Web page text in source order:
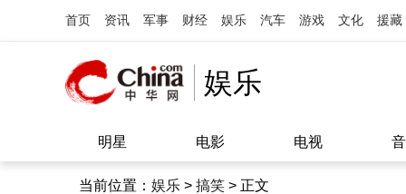
首页 资讯 军事 财经 娱乐 汽车 游戏 文化 援藏
娱乐
明星 电影 电视
当前位置： 娱乐 > 搞笑 > 正文